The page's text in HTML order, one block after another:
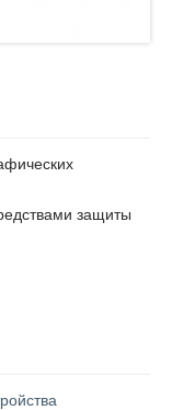
защиты